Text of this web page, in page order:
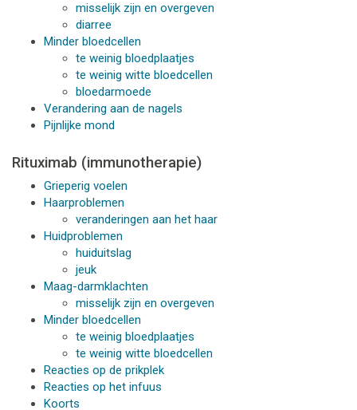
misselijk zijn en overgeven
diarree
Minder bloedcellen
te weinig bloedplaatjes
te weinig witte bloedcellen
bloedarmoede
Verandering aan de nagels
Pijnlijke mond
Rituximab (immunotherapie)
Grieperig voelen
Haarproblemen
veranderingen aan het haar
Huidproblemen
huiduitslag
jeuk
Maag-darmklachten
misselijk zijn en overgeven
Minder bloedcellen
te weinig bloedplaatjes
te weinig witte bloedcellen
Reacties op de prikplek
Reacties op het infuus
Koorts